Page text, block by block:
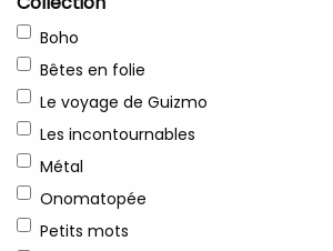
Boho
Bêtes en folie
Le voyage de Guizmo
Les incontournables
Métal
Onomatopée
Petits mots